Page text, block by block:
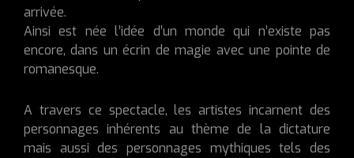
arrivée.
Ainsi est née l’idée d’un monde qui n’existe pas
encore, dans un écrin de magie avec une pointe de
romanesque.
A travers ce spectacle, les artistes incarnent des
personnages inhérents au thème de la dictature
mais aussi des personnages mythiques tels des